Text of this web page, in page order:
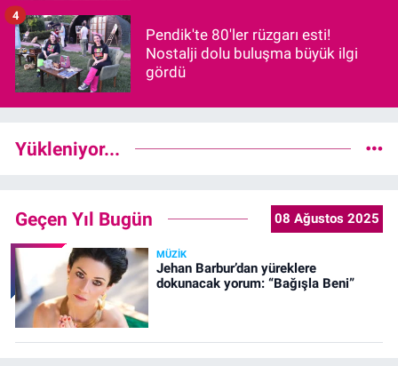
Pendik'te 80'ler rüzgarı esti!
Nostalji dolu buluşma büyük ilgi
gördü
4
Yükleniyor...
Geçen Yıl Bugün 08 Ağustos 2025
MÜZIK
Jehan Barbur’dan yüreklere
dokunacak yorum: “Bağışla Beni”